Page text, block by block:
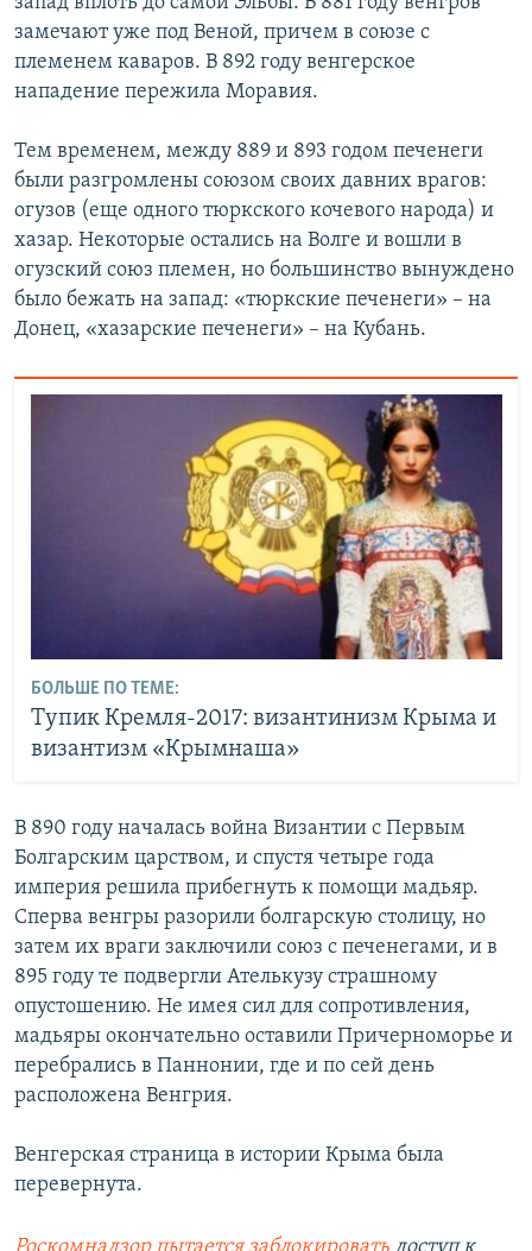
замечают уже под Веной, причем в союзе с
племенем каваров. В 892 году венгерское
нападение пережила Моравия.
Тем временем, между 889 и 893 годом печенеги
были разгромлены союзом своих давних врагов:
огузов (еще одного тюркского кочевого народа) и
хазар. Некоторые остались на Волге и вошли в
огузский союз племен, но большинство вынуждено
было бежать на запад: «тюркские печенеги» – на
Донец, «хазарские печенеги» – на Кубань.
БОЛЬШЕ ПО ТЕМЕ:
Тупик Кремля-2017: византинизм Крыма и
византизм «Крымнаша»
В 890 году началась война Византии с Первым
Болгарским царством, и спустя четыре года
империя решила прибегнуть к помощи мадьяр.
Сперва венгры разорили болгарскую столицу, но
затем их враги заключили союз с печенегами, и в
895 году те подвергли Ателькузу страшному
опустошению. Не имея сил для сопротивления,
мадьяры окончательно оставили Причерноморье и
перебрались в Паннонии, где и по сей день
расположена Венгрия.
Венгерская страница в истории Крыма была
перевернута.